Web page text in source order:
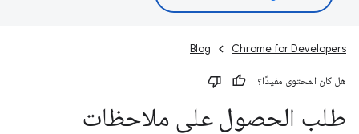
Chrome for Developers
Blog
هل كان المحتوى مفيدًا؟
طلب الحصول على ملاحظات